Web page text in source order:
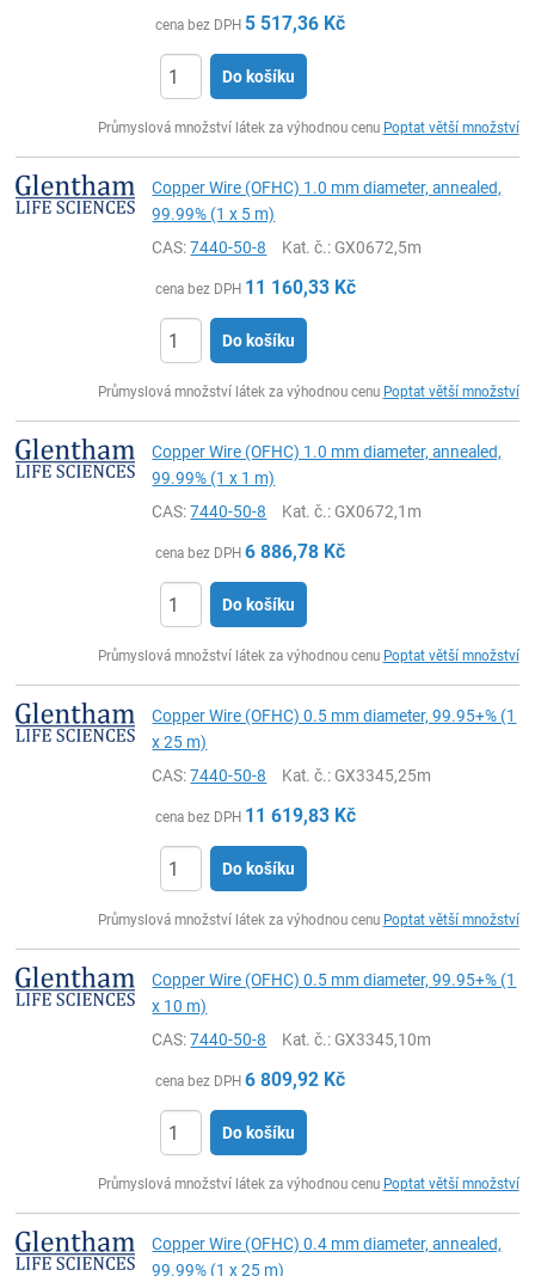
cena bez DPH 5 517,36 Kč
Do košíku
Průmyslová množství látek za výhodnou cenu Poptat větší množství
Copper Wire (OFHC) 1.0 mm diameter, annealed,
99.99% (1 x 5 m)
CAS:7440-50-8 Kat. č.: GX0672,5m
cena bez DPH 11 160,33 Kč
Do košíku
Průmyslová množství látek za výhodnou cenu Poptat větší množství
Copper Wire (OFHC) 1.0 mm diameter, annealed,
99.99% (1 x 1 m)
CAS:7440-50-8 Kat. č.: GX0672,1m
cena bez DPH 6 886,78 Kč
Do košíku
Průmyslová množství látek za výhodnou cenu Poptat větší množství
Copper Wire (OFHC) 0.5 mm diameter, 99.95+% (1
x 25 m)
CAS:7440-50-8 Kat. č.: GX3345,25m
cena bez DPH 11 619,83 Kč
Do košíku
Průmyslová množství látek za výhodnou cenu Poptat větší množství
Copper Wire (OFHC) 0.5 mm diameter, 99.95+% (1
x 10 m)
CAS:7440-50-8 Kat. č.: GX3345,10m
cena bez DPH 6 809,92 Kč
Do košíku
Průmyslová množství látek za výhodnou cenu Poptat větší množství
Copper Wire (OFHC) 0.4 mm diameter, annealed,
99.99% (1 x 25 m)